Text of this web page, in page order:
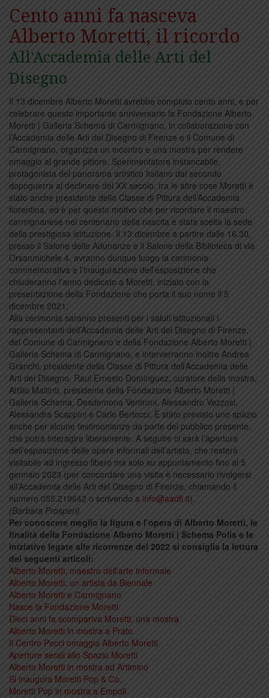
Cento anni fa nasceva
Alberto Moretti, il ricordo
All'Accademia delle Arti del
Disegno
Il 13 dicembre Alberto Moretti avrebbe compiuto cento anni, e per
celebrare questo importante anniversario la Fondazione Alberto
Moretti | Galleria Schema di Carmignano, in collaborazione con
l’Accademia delle Arti del Disegno di Firenze e il Comune di
Carmignano, organizza un incontro e una mostra per rendere
omaggio al grande pittore. Sperimentatore instancabile,
protagonista del panorama artistico italiano dal secondo
dopoguerra al declinare del XX secolo, tra le altre cose Moretti è
stato anche presidente della Classe di Pittura dell’Accademia
fiorentina, ed è per questo motivo che per ricordare il maestro
carmignanese nel centenario della nascita è stata scelta la sede
della prestigiosa istituzione. Il 13 dicembre a partire dalle 16.30,
presso il Salone delle Adunanze e il Salone della Biblioteca di via
Orsanmichele 4, avranno dunque luogo la cerimonia
commemorativa e l’inaugurazione dell’esposizione che
chiuderanno l’anno dedicato a Moretti, iniziato con la
presentazione della Fondazione che porta il suo nome il 5
dicembre 2021.
Alla cerimonia saranno presenti per i saluti istituzionali i
rappresentanti dell’Accademia delle Arti del Disegno di Firenze,
del Comune di Carmignano e della Fondazione Alberto Moretti |
Galleria Schema di Carmignano, e interverranno inoltre Andrea
Granchi, presidente della Classe di Pittura dell’Accademia delle
Arti del Disegno, Raul Ernesto Dominguez, curatore della mostra,
Attilio Maltinti, presidente della Fondazione Alberto Moretti |
Galleria Schema, Desdemona Ventroni, Alessandro Vezzosi,
Alessandra Scappini e Carlo Bertocci. È stato previsto uno spazio
anche per alcune testimonianze da parte del pubblico presente,
che potrà interagire liberamente. A seguire ci sarà l’apertura
dell’esposizione delle opere informali dell’artista, che resterà
visitabile ad ingresso libero ma solo su appuntamento fino al 5
gennaio 2023 (per concordare una visita è necessario rivolgersi
all’Accademia delle Arti del Disegno di Firenze, chiamando il
numero 055.219642 o scrivendo a info@aadfi.it).
(Barbara Prosperi)
Per conoscere meglio la figura e l’opera di Alberto Moretti, le
finalità della Fondazione Alberto Moretti | Schema Polis e le
iniziative legate alle ricorrenze del 2022 si consiglia la lettura
dei seguenti articoli:
Alberto Moretti, maestro dell’arte informale
Alberto Moretti, un artista da Biennale
Alberto Moretti e Carmignano
Nasce la Fondazione Moretti
Dieci anni fa scompariva Moretti, una mostra
Alberto Moretti in mostra a Prato
Il Centro Pecci omaggia Alberto Moretti
Aperture serali allo Spazio Moretti
Alberto Moretti in mostra ad Artimino
Si inaugura Moretti Pop & Co.
Moretti Pop in mostra a Empoli